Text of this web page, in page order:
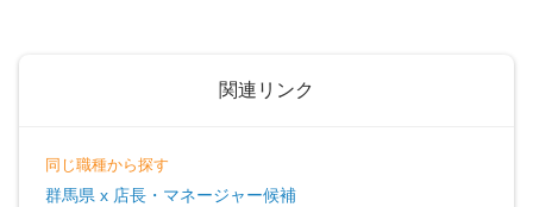
関連リンク
同じ職種から探す
群馬県 x 店長・マネージャー候補